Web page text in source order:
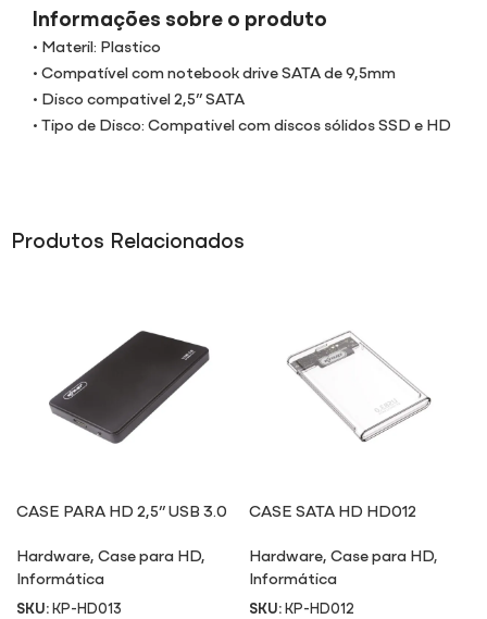
Informações sobre o produto
• Materil: Plastico
• Compatível com notebook drive SATA de 9,5mm
• Disco compativel 2,5” SATA
• Tipo de Disco: Compativel com discos sólidos SSD e HD
Produtos Relacionados
CASE PARA HD 2,5” USB 3.0
Hardware,Case para HD,
Informática
SKU:KP-HD013
CASE SATA HD HD012
Hardware,Case para HD,
Informática
SKU:KP-HD012